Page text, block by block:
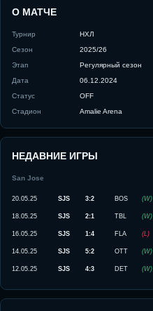
О МАТЧЕ
Турнир
НХЛ
Сезон
2025/26
Этап
Регулярный сезон
Дата
06.12.2024
Статус
OFF
Стадион
Amalie Arena
НЕДАВНИЕ ИГРЫ
San Jose
20.05.25 SJS 3:2 BOS (W)
18.05.25 SJS 2:1 TBL (W)
16.05.25 SJS 1:4 FLA (L)
14.05.25 SJS 5:2 OTT (W)
12.05.25 SJS 4:3 DET (W)